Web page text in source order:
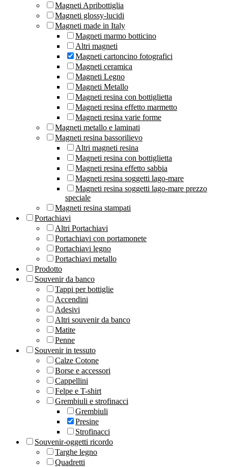
Magneti Apribottiglia
Magneti glossy-lucidi
Magneti made in Italy
Magneti marmo botticino
Altri magneti
Magneti cartoncino fotografici
Magneti ceramica
Magneti Legno
Magneti Metallo
Magneti resina con bottiglietta
Magneti resina effetto marmetto
Magneti resina varie forme
Magneti metallo e laminati
Magneti resina bassorilievo
Altri magneti resina
Magneti resina con bottiglietta
Magneti resina effetto sabbia
Magneti resina soggetti lago-mare
Magneti resina soggetti lago-mare prezzo
speciale
Magneti resina stampati
Portachiavi
Altri Portachiavi
Portachiavi con portamonete
Portachiavi legno
Portachiavi metallo
Prodotto
Souvenir da banco
Tappi per bottiglie
Accendini
Adesivi
Altri souvenir da banco
Matite
Penne
Souvenir in tessuto
Calze Cotone
Borse e accessori
Cappellini
Felpe e T-shirt
Grembiuli e strofinacci
Grembiuli
Presine
Strofinacci
Souvenir-oggetti ricordo
Targhe legno
Quadretti